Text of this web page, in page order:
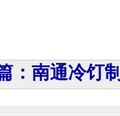
：南通冷饤